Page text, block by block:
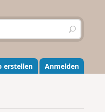
S
u
h
e
n
erstellen Anmelden